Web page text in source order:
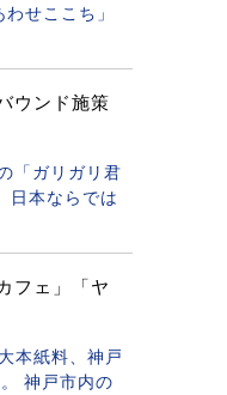
せここち」
ウンド施策
「ガリガリ君
日本ならでは
フェ」「ヤ
本紙料、神戸
神戸市内の